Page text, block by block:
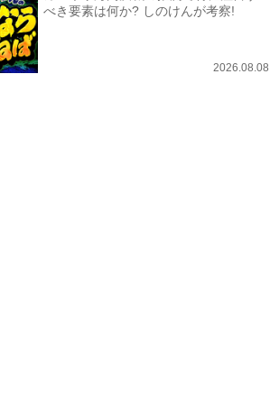
べき要素は何か? しのけんが考察!
2026.08.08